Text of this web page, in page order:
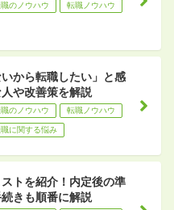
のノウハウ 転職ノウハウ
いから転職したい」と感
や改善策を解説
のノウハウ 転職ノウハウ
に関する悩み
トを紹介！内定後の準
きも順番に解説